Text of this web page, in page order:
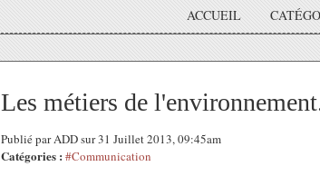
ACCUEIL
Les métiers de
Publié par ADD sur 31 Juillet 2013, 09:45am
Catégories : #Communication